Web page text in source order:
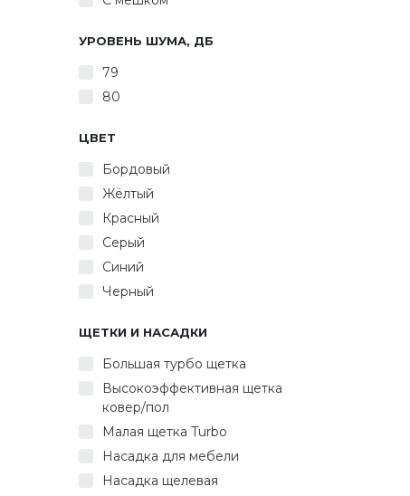
УРОВЕНЬ ШУМА, ДБ
79
80
ЦВЕТ
Бордовый
Жёлтый
Красный
Серый
Синий
Черный
ЩЕТКИ И НАСАДКИ
Большая турбо щетка
Высокоэффективная щетка
ковер/пол
Малая щетка Turbo
Насадка для мебели
Насадка щелевая